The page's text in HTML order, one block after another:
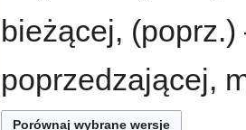
bieżącej,
poprzedzającej,